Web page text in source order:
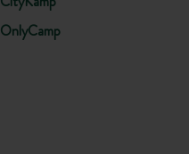
OnlyCamp